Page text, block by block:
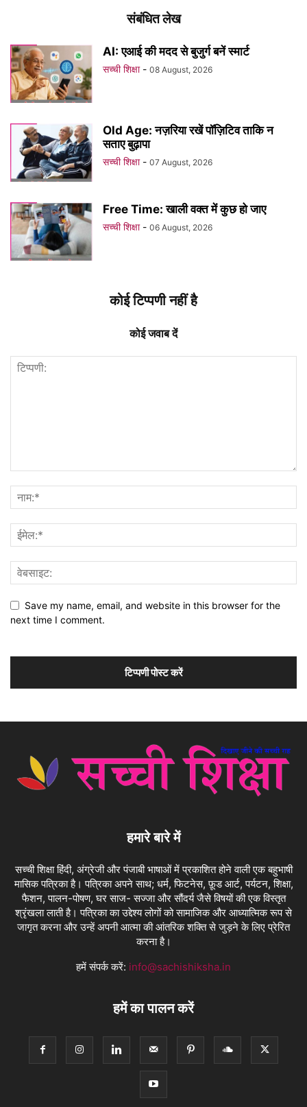
संबंधित लेख
AI: एआई की मदद से बुजुर्ग बनें स्मार्ट
सच्ची शिक्षा - 08 August, 2026
Old Age: नज़रिया रखें पॉज़िटिव ताकि न
सताए बुढ़ापा
सच्ची शिक्षा - 07 August, 2026
Free Time: खाली वक्त में कुछ हो जाए
सच्ची शिक्षा - 06 August, 2026
कोई टिप्पणी नहीं है
कोई जवाब दें
Save my name, email, and website in this browser for the
next time I comment.
हमारे बारे में
सच्ची शिक्षा हिंदी, अंग्रेजी और पंजाबी भाषाओं में प्रकाशित होने वाली एक बहुभाषी
मासिक पत्रिका है। पत्रिका अपने साथ; धर्म, फिटनेस, फ़ूड आर्ट, पर्यटन, शिक्षा,
फैशन, पालन-पोषण, घर साज- सज्जा और सौंदर्य जैसे विषयों की एक विस्तृत
श्रृंखला लाती है। पत्रिका का उद्देश्य लोगों को सामाजिक और आध्यात्मिक रूप से
जागृत करना और उन्हें अपनी आत्मा की आंतरिक शक्ति से जुड़ने के लिए प्रेरित
करना है।
हमें संपर्क करें: info@sachishiksha.in
हमें का पालन करें